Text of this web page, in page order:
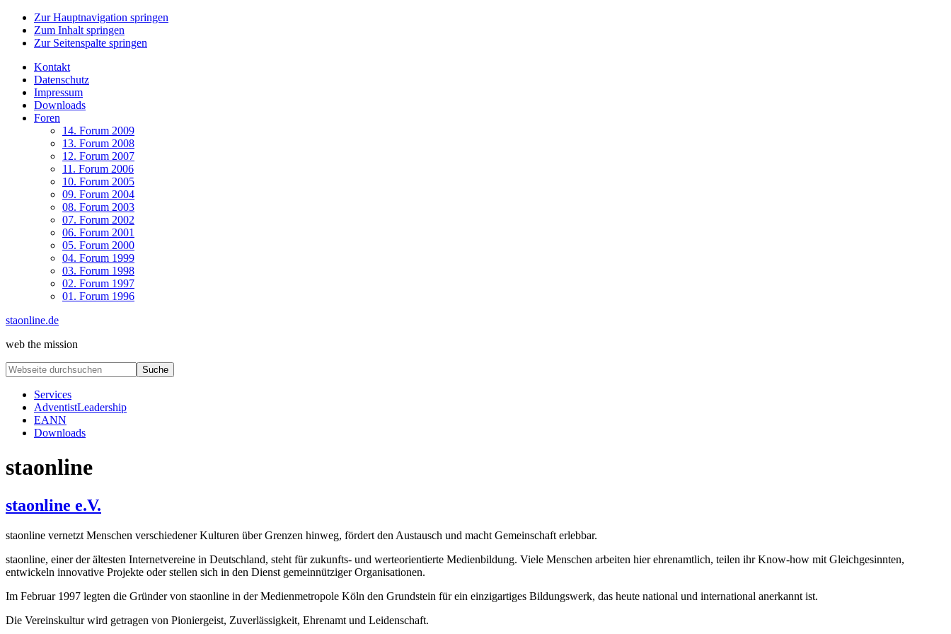
Zur Hauptnavigation springen
Zum Inhalt springen
Zur Seitenspalte springen
Kontakt
Datenschutz
Impressum
Downloads
Foren
14. Forum 2009
13. Forum 2008
12. Forum 2007
11. Forum 2006
10. Forum 2005
09. Forum 2004
08. Forum 2003
07. Forum 2002
06. Forum 2001
05. Forum 2000
04. Forum 1999
03. Forum 1998
02. Forum 1997
01. Forum 1996
staonline.de
web the mission
Webseite
durchsuchen
Services
AdventistLeadership
EANN
Downloads
staonline
staonline e.V.
staonline vernetzt Menschen verschiedener Kulturen über Grenzen hinweg, fördert den Austausch und macht Gemeinschaft erlebbar.
staonline, einer der ältesten Internetvereine in Deutschland, steht für zukunfts- und werteorientierte Medienbildung. Viele Menschen arbeiten hier ehrenamtlich, teilen ihr Know-how mit Gleichgesinnten,
entwickeln innovative Projekte oder stellen sich in den Dienst gemeinnütziger Organisationen.
Im Februar 1997 legten die Gründer von staonline in der Medienmetropole Köln den Grundstein für ein einzigartiges Bildungswerk, das heute national und international anerkannt ist.
Die Vereinskultur wird getragen von Pioniergeist, Zuverlässigkeit, Ehrenamt und Leidenschaft.